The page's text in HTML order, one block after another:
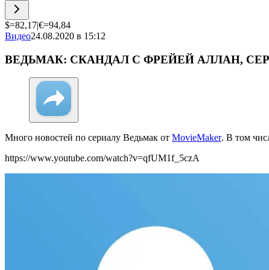
$=82,17|€=94,84
Видео24.08.2020 в 15:12
ВЕДЬМАК: СКАНДАЛ С ФРЕЙЕЙ АЛЛАН,
Много новостей по сериалу Ведьмак от MovieMaker. В том
https://www.youtube.com/watch?v=qfUM1f_5czA